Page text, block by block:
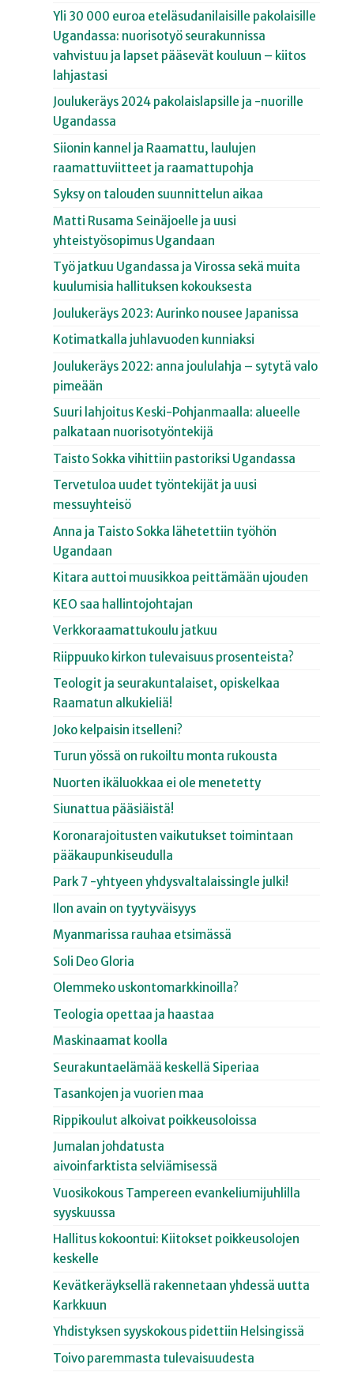
Yli 30 000 euroa eteläsudanilaisille pakolaisille
Ugandassa: nuorisotyö seurakunnissa
vahvistuu ja lapset pääsevät kouluun – kiitos
lahjastasi
Joulukeräys 2024 pakolaislapsille ja -nuorille
Ugandassa
Siionin kannel ja Raamattu, laulujen
raamattuviitteet ja raamattupohja
Syksy on talouden suunnittelun aikaa
Matti Rusama Seinäjoelle ja uusi
yhteistyösopimus Ugandaan
Työ jatkuu Ugandassa ja Virossa sekä muita
kuulumisia hallituksen kokouksesta
Joulukeräys 2023: Aurinko nousee Japanissa
Kotimatkalla juhlavuoden kunniaksi
Joulukeräys 2022: anna joululahja – sytytä valo
pimeään
Suuri lahjoitus Keski-Pohjanmaalla: alueelle
palkataan nuorisotyöntekijä
Taisto Sokka vihittiin pastoriksi Ugandassa
Tervetuloa uudet työntekijät ja uusi
messuyhteisö
Anna ja Taisto Sokka lähetettiin työhön
Ugandaan
Kitara auttoi muusikkoa peittämään ujouden
KEO saa hallintojohtajan
Verkkoraamattukoulu jatkuu
Riippuuko kirkon tulevaisuus prosenteista?
Teologit ja seurakuntalaiset, opiskelkaa
Raamatun alkukieliä!
Joko kelpaisin itselleni?
Turun yössä on rukoiltu monta rukousta
Nuorten ikäluokkaa ei ole menetetty
Siunattua pääsiäistä!
Koronarajoitusten vaikutukset toimintaan
pääkaupunkiseudulla
Park 7 -yhtyeen yhdysvaltalaissingle julki!
Ilon avain on tyytyväisyys
Myanmarissa rauhaa etsimässä
Soli Deo Gloria
Olemmeko uskontomarkkinoilla?
Teologia opettaa ja haastaa
Maskinaamat koolla
Seurakuntaelämää keskellä Siperiaa
Tasankojen ja vuorien maa
Rippikoulut alkoivat poikkeusoloissa
Jumalan johdatusta
aivoinfarktista selviämisessä
Vuosikokous Tampereen evankeliumijuhlilla
syyskuussa
Hallitus kokoontui: Kiitokset poikkeusolojen
keskelle
Kevätkeräyksellä rakennetaan yhdessä uutta
Karkkuun
Yhdistyksen syyskokous pidettiin Helsingissä
Toivo paremmasta tulevaisuudesta